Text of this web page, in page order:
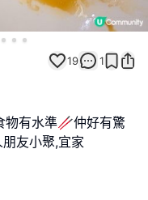
19 1
物有水準🥢仲好有驚
友小聚,宜家